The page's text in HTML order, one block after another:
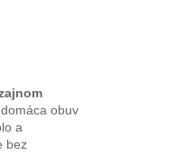
obuv
a
bez